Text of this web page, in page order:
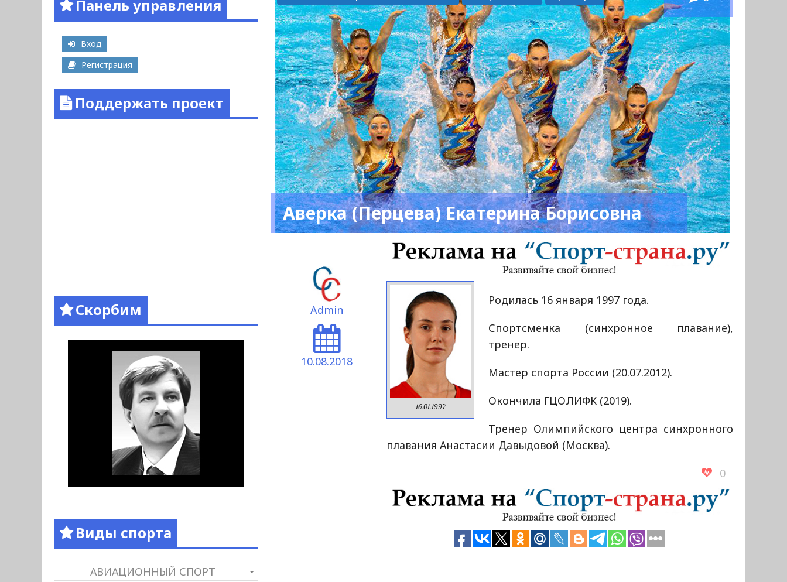
Аверка (Перцева) Екатерина Борисовна
Admin
10.08.2018
16.01.1997
Родилась 16 января 1997 года.
Спортсменка (синхронное плавание),
тренер.
Мастер спорта России (20.07.2012).
Окончила ГЦОЛИФК (2019).
Тренер Олимпийского центра синхронного
плавания Анастасии Давыдовой (Москва).
0
Панель управления
Вход
Регистрация
Поддержать проект
Скорбим
Виды спорта
АВИАЦИОННЫЙ СПОРТ